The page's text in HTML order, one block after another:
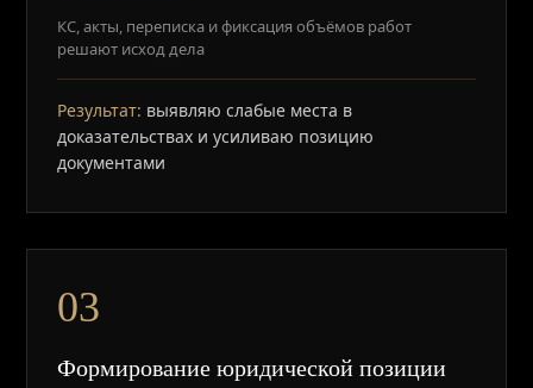
КС, акты, переписка и фиксация объёмов работ
решают исход дела
Результат: выявляю слабые места в
доказательствах и усиливаю позицию
документами
03
Формирование юридической позиции